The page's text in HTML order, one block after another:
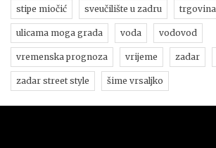
stipe miočić sveučilište u zadru trgovina
ulicama moga grada voda vodovod
vremenska prognoza vrijeme zadar
zadar street style šime vrsaljko